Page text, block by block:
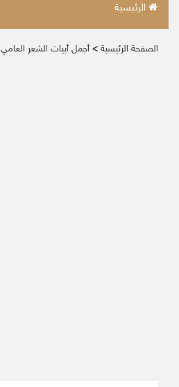
الرئيسية
الصفحة الرئيسية > أجمل أبيات الشعر العامي